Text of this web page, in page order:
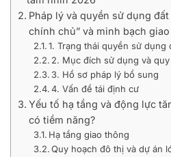
Pháp lý và quyền sử dụng
chính chủ” và minh bạch
1. Trạng thái quyền sử dụng
2. Mục đích sử dụng và
3. Hồ sơ pháp lý bổ sung
4. Vấn đề tái định cư
Yếu tố hạ tầng và động lực
có tiềm năng?
Hạ tầng giao thông
Quy hoạch đô thị và dự án